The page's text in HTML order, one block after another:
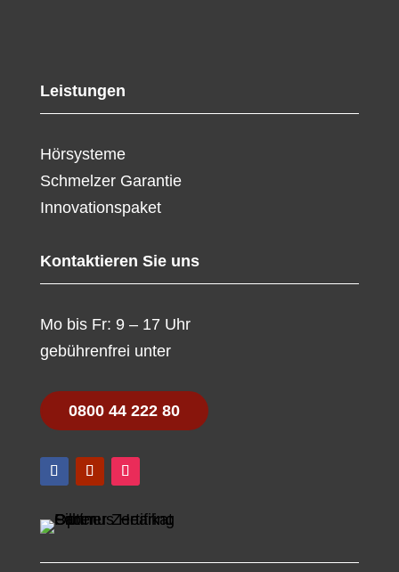
Leistungen
Hörsysteme
Schmelzer Garantie
Innovationspaket
Kontaktieren Sie uns
Mo bis Fr: 9 – 17 Uhr
gebührenfrei unter
0800 44 222 80